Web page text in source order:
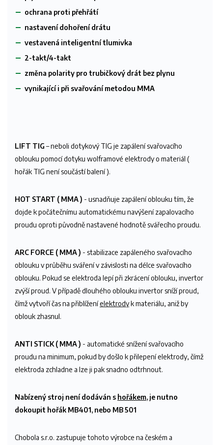
ochrana proti přehřátí
nastavení dohoření drátu
vestavená inteligentní tlumivka
2-takt/4-takt
změna polarity pro trubičkový drát bez plynu
vynikající i při svařování metodou MMA
LIFT TIG – neboli dotykový TIG je zapálení svařovacího
oblouku pomocí dotyku wolframové elektrody o materiál (
hořák TIG není součástí balení ).
HOT START ( MMA ) - usnadňuje zapálení oblouku tím, že
dojde k počátečnímu automatickému navýšení zapalovacího
proudu oproti původně nastavené hodnotě svářecího proudu.
ARC FORCE ( MMA ) - stabilizace zapáleného svařovacího
oblouku v průběhu sváření v závislosti na délce svařovacího
oblouku. Pokud se elektroda lepí při zkrácení oblouku, invertor
zvýší proud. V případě dlouhého oblouku invertor sníží proud,
čímž vytvoří čas na přiblíženíelektrodyk materiálu, aniž by
oblouk zhasnul.
ANTI STICK ( MMA ) - automatické snížení svařovacího
proudu na minimum, pokud by došlo k přilepení elektrody, čímž
elektroda zchladne a lze ji pak snadno odtrhnout.
Nabízený stroj není dodáván s hořákem, je nutno
dokoupit hořák MB401, nebo MB 501
Chobola s.r.o. zastupuje tohoto výrobce na českém a